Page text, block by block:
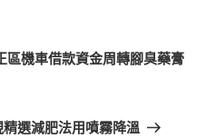
區機車借款資金周轉腳臭藥膏
選減肥法用噴霧降溫